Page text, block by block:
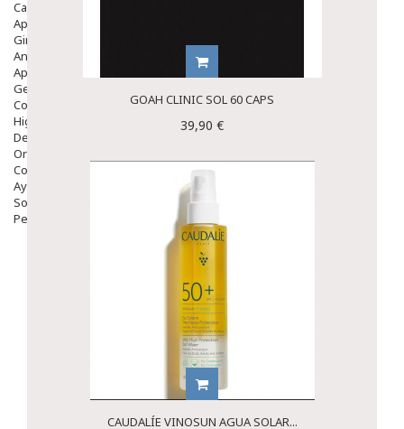
Capilar
Apósitos
Ginecología
Anticonceptivos
Aparato Genital
Gente Mayor
Cosmética
Higiene
Dentales
Ortopedia
Complementos Nutricionales.
Ayudas
Solares
Pedido express
GOAH CLINIC SOL 60 CAPS
39,90 €
CAUDALÍE VINOSUN AGUA SOLAR...